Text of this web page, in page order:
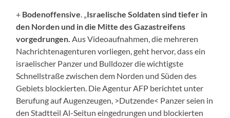
+ Bodenoffensive
Israelische Soldaten sind tiefer in
den Norden und in die Mitte des Gazastreifens
vorgedrungen. Aus Videoaufnahmen, die mehreren
Nachrichtenagenturen vorliegen, geht hervor, dass ein
israelischer Panzer und Bulldozer die wichtigste
Schnellstraße zwischen dem Norden und Süden des
Gebiets blockierten. Die Agentur AFP berichtet unter
Berufung auf Augenzeugen, >Dutzende< Panzer seien in
den Stadtteil Al-Seitun eingedrungen und blockierten